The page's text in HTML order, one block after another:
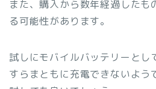
また、購入から数年経過したも
る可能性があります。
試しにモバイルバッテリーとし
すらまともに充電できないよう